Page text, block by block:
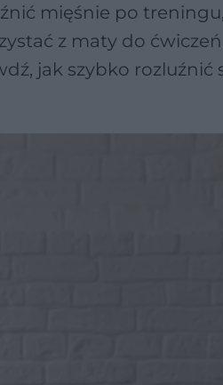
mięśnie po
z maty do
jak szybko